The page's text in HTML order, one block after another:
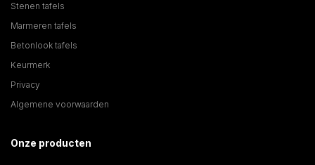
Stenen tafels
Marmeren tafels
Betonlook tafels
Keurmerk
Privacy
Algemene voorwaarden
Onze producten